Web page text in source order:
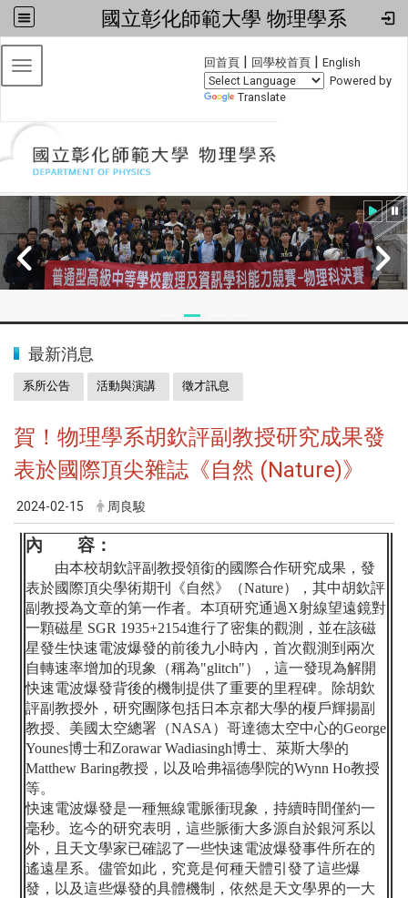
國立彰化師範大學 物理學系
回首頁 | 回學校首頁 | English
Powered by
Translate
Toggle navigation
最新消息
系所公告 活動與演講 徵才訊息
賀！物理學系胡欽評副教授研究成果發
表於國際頂尖雜誌《自然 (Nature)》
2024-02-15 周良駿
內 容：
由本校胡欽評副教授領銜的國際合作研究成果，發
表於國際頂尖學術期刊《自然》（Nature），其中胡欽評
副教授為文章的第一作者。本項研究通過X射線望遠鏡對
一顆磁星 SGR 1935+2154進行了密集的觀測，並在該磁
星發生快速電波爆發的前後九小時內，首次觀測到兩次
自轉速率增加的現象（稱為"glitch"），這一發現為解開
快速電波爆發背後的機制提供了重要的里程碑。除胡欽
評副教授外，研究團隊包括日本京都大學的榎戶輝揚副
教授、美國太空總署（NASA ）哥達德太空中心的George
Younes博士和Zorawar Wadiasingh博士、萊斯大學的
Matthew Baring教授，以及哈弗福德學院的Wynn Ho教授
等。
快速電波爆發是一種無線電脈衝現象，持續時間僅約一
毫秒。迄今的研究表明，這些脈衝大多源自於銀河系以
外，且天文學家已確認了一些快速電波爆發事件所在的
遙遠星系。儘管如此，究竟是何種天體引發了這些爆
發，以及這些爆發的具體機制，依然是天文學界的一大